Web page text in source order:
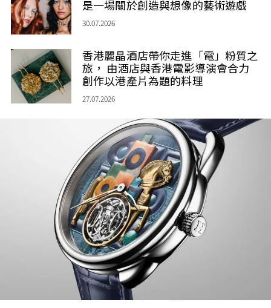
是一場關於創造與想像的藝術遊戲
30.07.2026
香港麗晶酒店帶你走進「電」粉質之
旅， 由酒店與香港電影導演會合力
創作以港產片為題的料理
27.07.2026